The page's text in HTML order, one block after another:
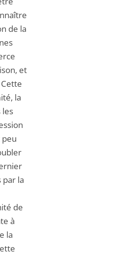
de la
et
Cette
la
les
par la
de
à
la